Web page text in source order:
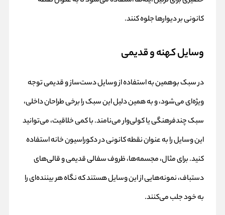
کانونی بر دیوارها جلوه کنند.
وسایل کهنه و قدیمی
در سبک بوهمین به استفاده از وسایل دست‌ساز و قدیمی توجه
ویژه‌ای می‌شود، و به همین دلیل این سبک را برخی طراحان داخلی،
سبک چندفرهنگی یا کولی‌وار می‌نامند. با کمی خلاقیت، می‌توانید
این وسایل را به عنوان نقطه کانونی در دکوراسیون خانه استفاده
کنید. برای مثال، مجسمه‌ها، ظروف سفالی قدیمی و قالی‌های
دستباف، نمونه‌هایی از این وسایل هستند که نگاه هر بیننده‌ای را
به خود جلب می‌کنند.